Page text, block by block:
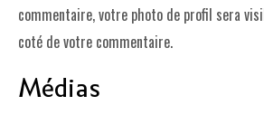
INFOS & ACCESSIBILITÉ
commentaire, votre photo de profil sera
coté de votre commentaire.
Médias